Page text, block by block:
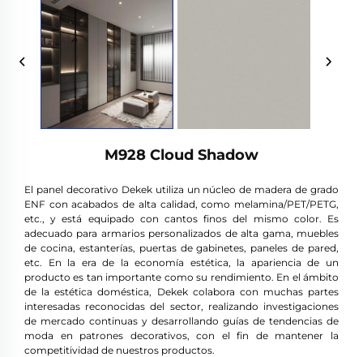
M928 Cloud Shadow
El panel decorativo Dekek utiliza un núcleo de madera de grado
ENF con acabados de alta calidad, como melamina/PET/PETG,
etc., y está equipado con cantos finos del mismo color. Es
adecuado para armarios personalizados de alta gama, muebles
de cocina, estanterías, puertas de gabinetes, paneles de pared,
etc. En la era de la economía estética, la apariencia de un
producto es tan importante como su rendimiento. En el ámbito
de la estética doméstica, Dekek colabora con muchas partes
interesadas reconocidas del sector, realizando investigaciones
de mercado continuas y desarrollando guías de tendencias de
moda en patrones decorativos, con el fin de mantener la
competitividad de nuestros productos.